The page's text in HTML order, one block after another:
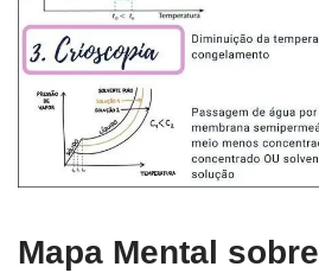
Mapa Mental sobre